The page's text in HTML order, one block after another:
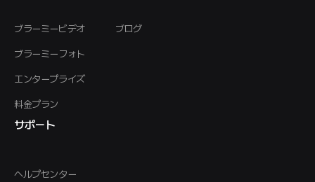
ブラーミービデオ
ブラーミーフォト
エンタープライズ
料金プラン
ブログ
サポート
ヘルプセンター